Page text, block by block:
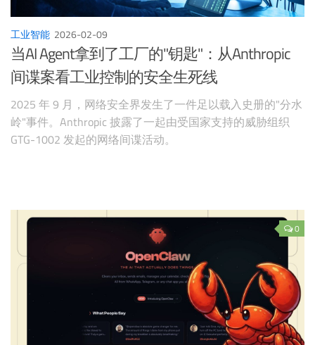
工业智能 2026-02-09
当AI Agent拿到了工厂的"钥匙"：从Anthropic
间谍案看工业控制的安全生死线
2025 年 9 月，网络安全界发生了一件足以载入史册的"分水
岭"事件。Anthropic 披露了一起由受国家支持的威胁组织
GTG-1002 发起的网络间谍活动。
0